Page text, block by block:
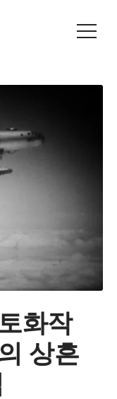
화작
상흔